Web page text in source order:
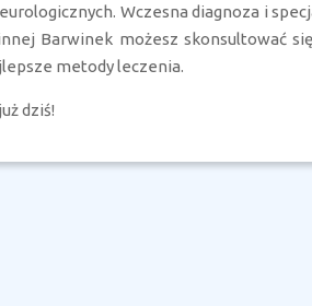
Wczesna diagnoza i
Barwinek możesz skonsultować
metody leczenia.
dziś!